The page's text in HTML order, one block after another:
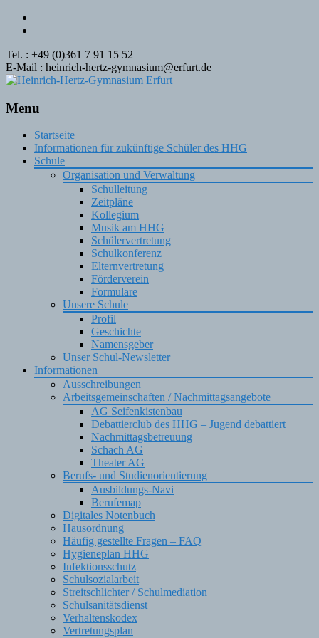
Tel. : +49 (0)361 7 91 15 52
E-Mail : heinrich-hertz-gymnasium@erfurt.de
Menu
Skip
content
Startseite
Informationen für zukünftige Schüler des HHG
Schule
Organisation und Verwaltung
Schulleitung
Zeitpläne
Kollegium
Musik am HHG
Schülervertretung
Schulkonferenz
Elternvertretung
Förderverein
Formulare
Unsere Schule
Profil
Geschichte
Namensgeber
Unser Schul-Newsletter
Informationen
Ausschreibungen
Arbeitsgemeinschaften / Nachmittagsangebote
AG Seifenkistenbau
Debattierclub des HHG – Jugend debattiert
Nachmittagsbetreuung
Schach AG
Theater AG
Berufs- und Studienorientierung
Ausbildungs-Navi
Berufemap
Digitales Notenbuch
Hausordnung
Häufig gestellte Fragen – FAQ
Hygieneplan HHG
Infektionsschutz
Schulsozialarbeit
Streitschlichter / Schulmediation
Schulsanitätsdienst
Verhaltenskodex
Vertretungsplan